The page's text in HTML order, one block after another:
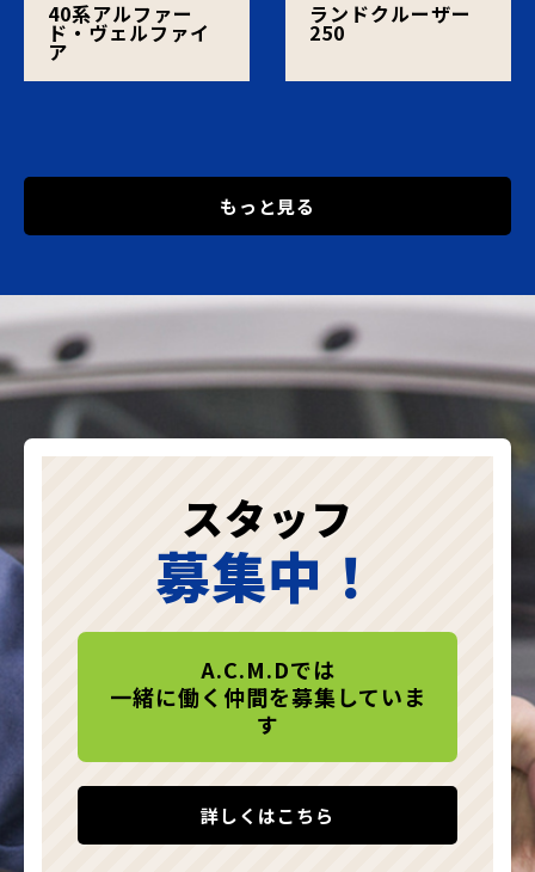
40系アルファー
ド・ヴェルファイ
ア
ランドクルーザー
250
もっと見る
スタッフ
募集中！
A.C.M.Dでは
一緒に働く仲間を募集していま
す
詳しくはこちら